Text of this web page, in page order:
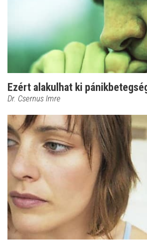
Ezért alakulhat ki
Dr. Csernus Imre